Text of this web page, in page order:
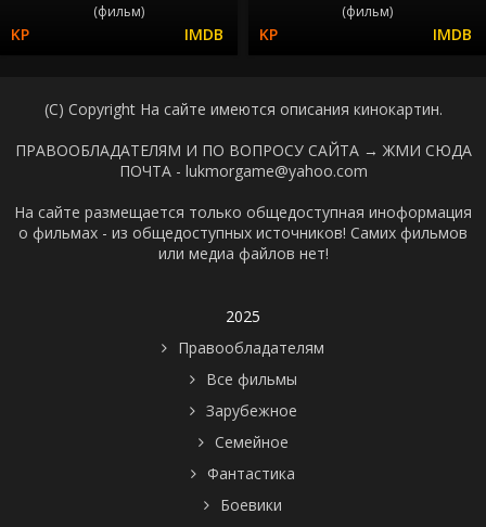
(фильм) (фильм)
(C) Copyright На сайте имеются описания кинокартин.
ПРАВООБЛАДАТЕЛЯМ И ПО ВОПРОСУ САЙТА → ЖМИ СЮДА
ПОЧТА - lukmorgame@yahoo.com
На сайте размещается только общедоступная иноформация
о фильмах - из общедоступных источников! Самих фильмов
или медиа файлов нет!
2025
Правообладателям
Все фильмы
Зарубежное
Семейное
Фантастика
Боевики